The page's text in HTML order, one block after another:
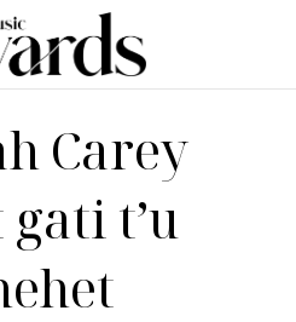
Carey
t’u